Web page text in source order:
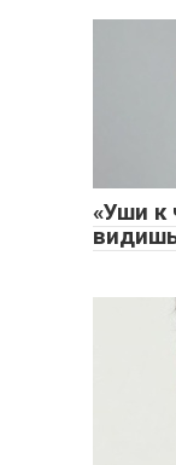
«Уши к